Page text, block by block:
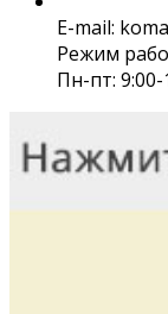
E-mail:
Режим
Пн-пт: